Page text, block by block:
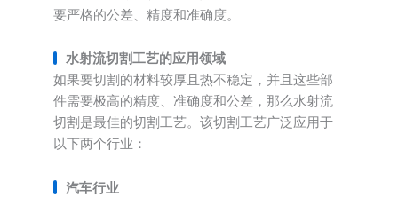
要严格的公差、精度和准确度。
水射流切割工艺的应用领域
如果要切割的材料较厚且热不稳定，并且这些部
件需要极高的精度、准确度和公差，那么水射流
切割是最佳的切割工艺。该切割工艺广泛应用于
以下两个行业：
汽车行业